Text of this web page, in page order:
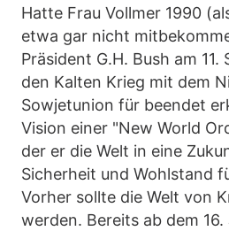
Hatte Frau Vollmer 1990
etwa gar nicht
Präsident G.H. Bush am 11.
den Kalten Krieg mit dem
Sowjetunion für beendet
Vision einer "New World
der er die Welt in eine
Sicherheit und Wohlstand
Vorher sollte die Welt von
werden. Bereits ab dem 16.